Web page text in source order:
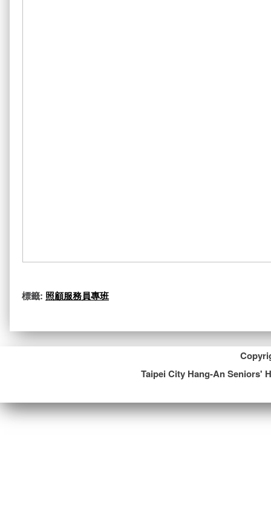
標籤: 照顧服務員專班
Taipei City Hang-An Seniors'